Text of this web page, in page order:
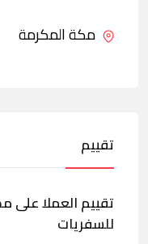
مكة المكرمة
تقييم
تقييم العملا على
للسفريات